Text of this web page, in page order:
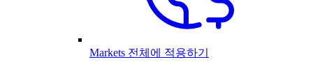
Markets 전체에 적용하기